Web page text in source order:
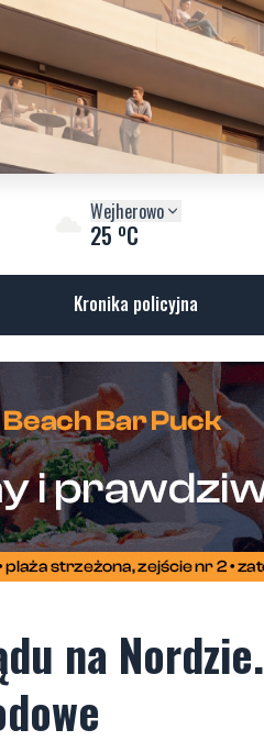
Wejherowo
25 oC
Kronika policyjna
na Nordzie.